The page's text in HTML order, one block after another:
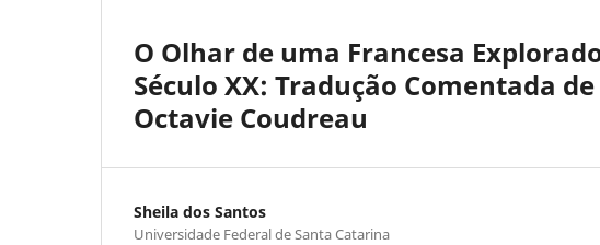
O Olhar de uma Francesa
Século XX: Tradução Comentada
Octavie Coudreau
Sheila dos Santos
Universidade Federal de Santa Catarina